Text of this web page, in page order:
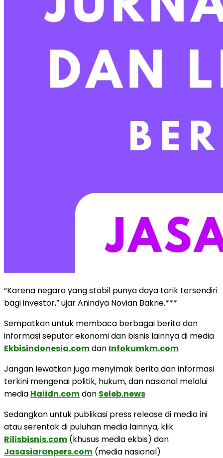
“Karena negara yang stabil punya daya tarik tersendiri
bagi investor,” ujar Anindya Novian Bakrie.***
Sempatkan untuk membaca berbagai berita dan
informasi seputar ekonomi dan bisnis lainnya di media
Ekbisindonesia.comdan Infokumkm.com
Jangan lewatkan juga menyimak berita dan informasi
terkini mengenai politik, hukum, dan nasional melalui
media Haiidn.comdan Seleb.news
Sedangkan untuk publikasi press release di media ini
atau serentak di puluhan media lainnya, klik
Rilisbisnis.com (khusus media ekbis) dan
Jasasiaranpers.com (media nasional)